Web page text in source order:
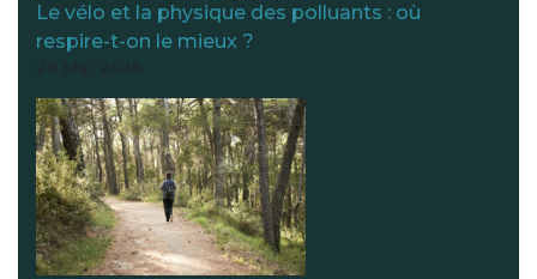
Le vélo et la physique des polluants : où
respire-t-on le mieux ?